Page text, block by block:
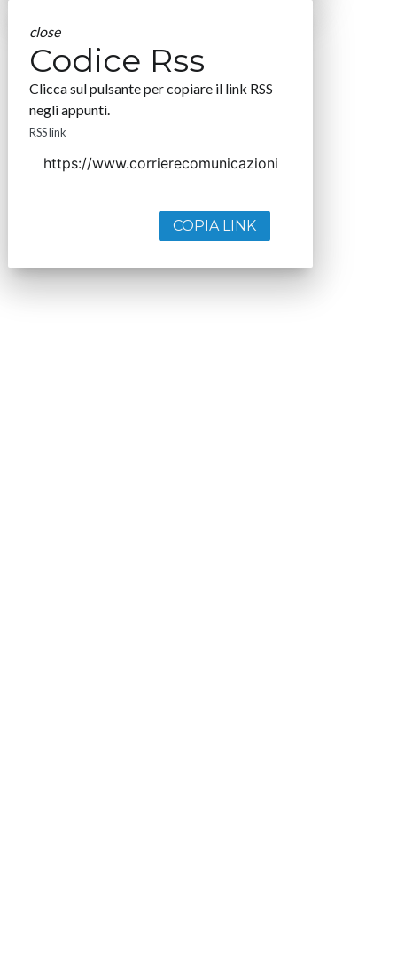
close
Codice Rss
Clicca sul pulsante per copiare il link RSS
negli appunti.
RSS link
COPIA LINK